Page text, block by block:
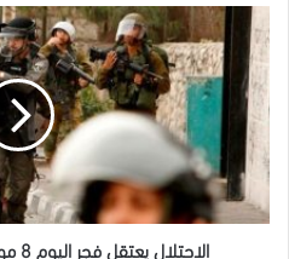
الاحتلال
يعتقل
فجر
اليوم
8
مواطنين
من
الضفة
المحتلة
الاحتلال يعتقل فجر اليوم 8 مواطنين من الضفة المحتلة